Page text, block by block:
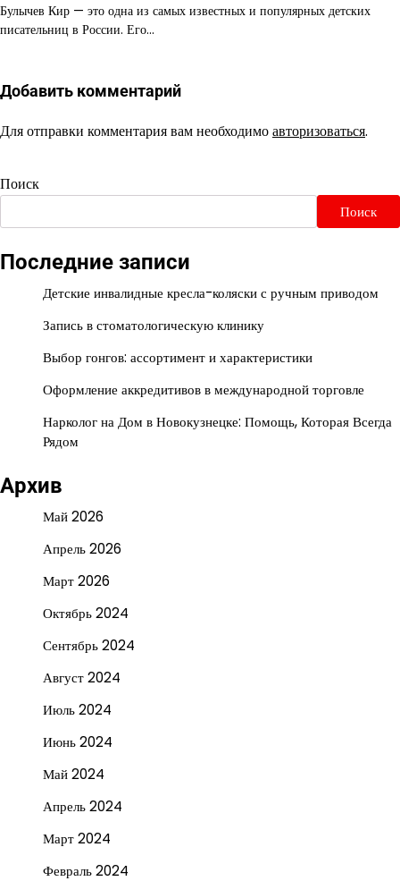
Булычев Кир — это одна из самых известных и популярных детских
писательниц в России. Его…
Добавить комментарий
Для отправки комментария вам необходимоавторизоваться.
Поиск
Поиск
Последние записи
Детские инвалидные кресла-коляски с ручным приводом
Запись в стоматологическую клинику
Выбор гонгов: ассортимент и характеристики
Оформление аккредитивов в международной торговле
Нарколог на Дом в Новокузнецке: Помощь, Которая Всегда
Рядом
Архив
Май 2026
Апрель 2026
Март 2026
Октябрь 2024
Сентябрь 2024
Август 2024
Июль 2024
Июнь 2024
Май 2024
Апрель 2024
Март 2024
Февраль 2024